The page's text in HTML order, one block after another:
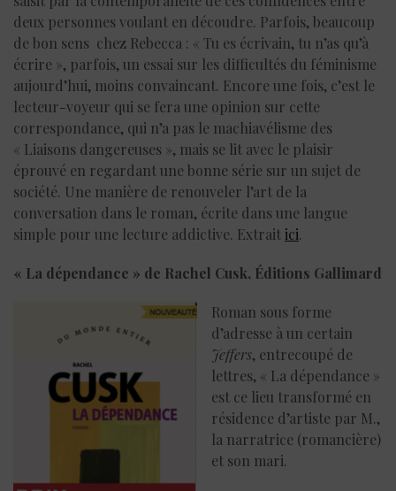
deux personnes voulant en découdre. Parfois, beaucoup
de bon sens chez Rebecca : « Tu es écrivain, tu n’as qu’à
écrire », parfois, un essai sur les difficultés du féminisme
aujourd’hui, moins convaincant. Encore une fois, c’est le
lecteur-voyeur qui se fera une opinion sur cette
correspondance, qui n’a pas le machiavélisme des
« Liaisons dangereuses », mais se lit avec le plaisir
éprouvé en regardant une bonne série sur un sujet de
société. Une manière de renouveler l’art de la
conversation dans le roman, écrite dans une langue
simple pour une lecture addictive. Extrait ici.
« La dépendance » de Rachel Cusk, Éditions Gallimard
Roman sous forme
d’adresse à un certain
Jeffers, entrecoupé de
lettres, « La dépendance »
est ce lieu transformé en
résidence d’artiste par M.,
la narratrice (romancière)
et son mari.